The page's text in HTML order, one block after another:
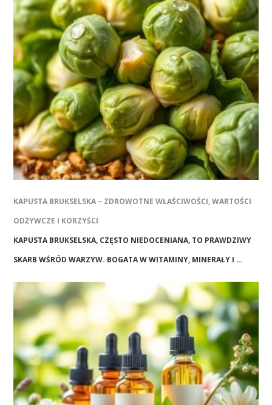
KAPUSTA BRUKSELSKA – ZDROWOTNE WŁAŚCIWOŚCI, WARTOŚCI
ODŻYWCZE I KORZYŚCI
KAPUSTA BRUKSELSKA, CZĘSTO NIEDOCENIANA, TO PRAWDZIWY
SKARB WŚRÓD WARZYW. BOGATA W WITAMINY, MINERAŁY I …